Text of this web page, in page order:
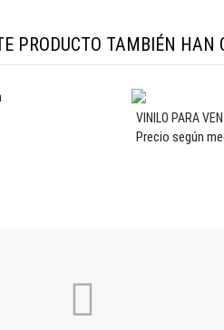
PRODUCTO TAMBIÉN HAN
VINILO PARA
Precio según